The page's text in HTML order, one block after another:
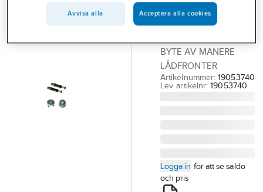
collection
INST.SATS F. PVC
BYTE AV MANERE
LÅDFRONTER
Artikelnummer: 19053740
Lev. artikelnr: 19053740
Logga in för att se saldo
och pris
Avvisa alla Acceptera alla cookies